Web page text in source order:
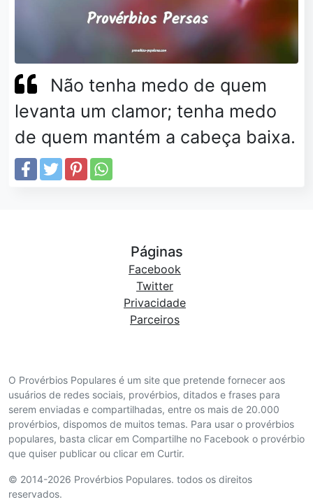
Não tenha medo de quem
levanta um clamor; tenha medo
de quem mantém a cabeça baixa.
O Provérbios Populares é um site que pretende fornecer aos
usuários de redes sociais, provérbios, ditados e frases para
serem enviadas e compartilhadas, entre os mais de 20.000
provérbios, dispomos de muitos temas. Para usar o provérbios
populares, basta clicar em Compartilhe no Facebook o provérbio
que quiser publicar ou clicar em Curtir.
© 2014-2026 Provérbios Populares. todos os direitos
reservados.
Páginas
Facebook
Twitter
Privacidade
Parceiros